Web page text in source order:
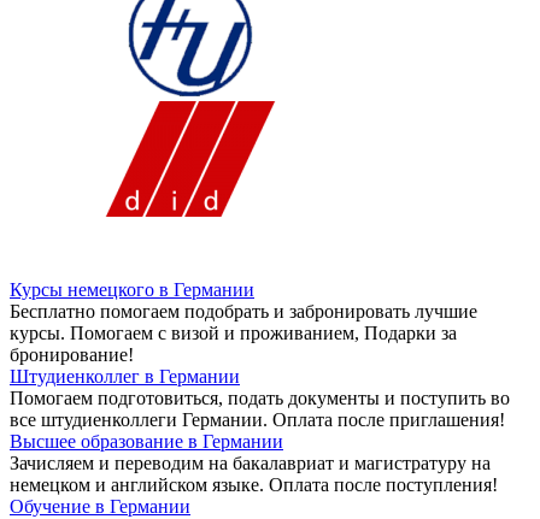
Курсы немецкого в Германии
Бесплатно помогаем подобрать и забронировать лучшие
курсы. Помогаем с визой и проживанием, Подарки за
бронирование!
Штудиенколлег в Германии
Помогаем подготовиться, подать документы и поступить во
все штудиенколлеги Германии. Оплата после приглашения!
Высшее образование в Германии
Зачисляем и переводим на бакалавриат и магистратуру на
немецком и английском языке. Оплата после поступления!
Обучение в Германии